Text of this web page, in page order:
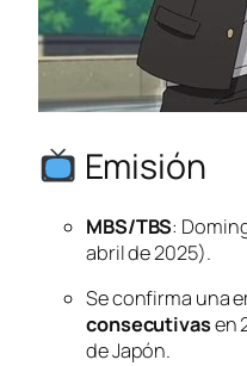
Emisión
MBS/TBS:
abril de 2025).
Se confirma una
consecutivasen
de Japón.